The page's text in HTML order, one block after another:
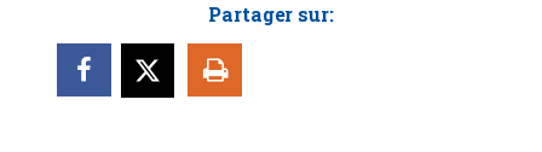
Partager sur: